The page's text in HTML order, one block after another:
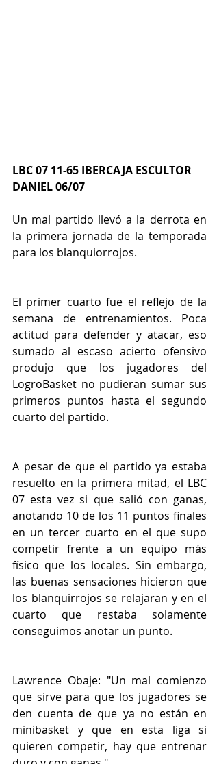
LBC 07 11-65 IBERCAJA ESCULTOR
DANIEL 06/07
Un mal partido llevó a la derrota en
la primera jornada de la temporada
para los blanquiorrojos.
El primer cuarto fue el reflejo de la
semana de entrenamientos. Poca
actitud para defender y atacar, eso
sumado al escaso acierto ofensivo
produjo que los jugadores del
LogroBasket no pudieran sumar sus
primeros puntos hasta el segundo
cuarto del partido.
A pesar de que el partido ya estaba
resuelto en la primera mitad, el LBC
07 esta vez si que salió con ganas,
anotando 10 de los 11 puntos finales
en un tercer cuarto en el que supo
competir frente a un equipo más
físico que los locales. Sin embargo,
las buenas sensaciones hicieron que
los blanquirrojos se relajaran y en el
cuarto que restaba solamente
conseguimos anotar un punto.
Lawrence Obaje: "Un mal comienzo
que sirve para que los jugadores se
den cuenta de que ya no están en
minibasket y que en esta liga si
quieren competir, hay que entrenar